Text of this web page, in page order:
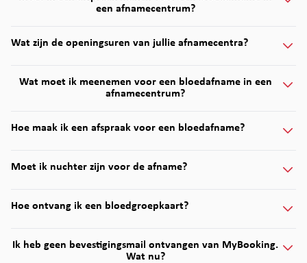
een afnamecentrum?
Wat zijn de openingsuren van jullie afnamecentra?
Wat moet ik meenemen voor een bloedafname in een
afnamecentrum?
Hoe maak ik een afspraak voor een bloedafname?
Moet ik nuchter zijn voor de afname?
Hoe ontvang ik een bloedgroepkaart?
Ik heb geen bevestigingsmail ontvangen van MyBooking.
Wat nu?